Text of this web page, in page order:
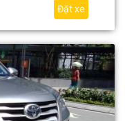
Đặt xe